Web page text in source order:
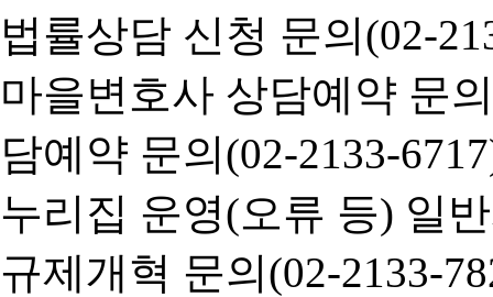
법률상담 신청 문의(02-
마을변호사 상담예약 문
담예약 문의(02-2133-
누리집 운영(오류 등) 일
규제개혁 문의(02-2133-